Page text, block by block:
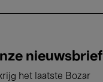
nieuwsbrief
het laatste Bozar